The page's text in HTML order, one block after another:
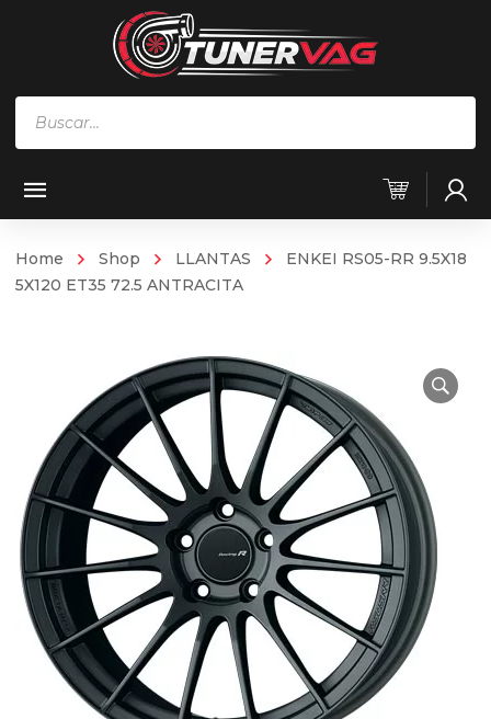
Home Shop LLANTAS
ENKEI RS05-RR 9.5X18
5X120 ET35 72.5 ANTRACITA